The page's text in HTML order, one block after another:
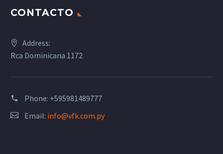
CONTACTO
Address:
Rca Dominicana 1172
Phone: +595981489777
Email: info@vfk.com.py